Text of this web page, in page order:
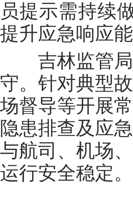
员提示需持续
提升应急响应能
吉林监管局
守。针对典型
场督导等开展
隐患排查及应
与航司、机场
运行安全稳定。